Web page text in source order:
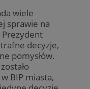
wiele
sprawie na
decyzje,
pomysłów.
BIP miasta,